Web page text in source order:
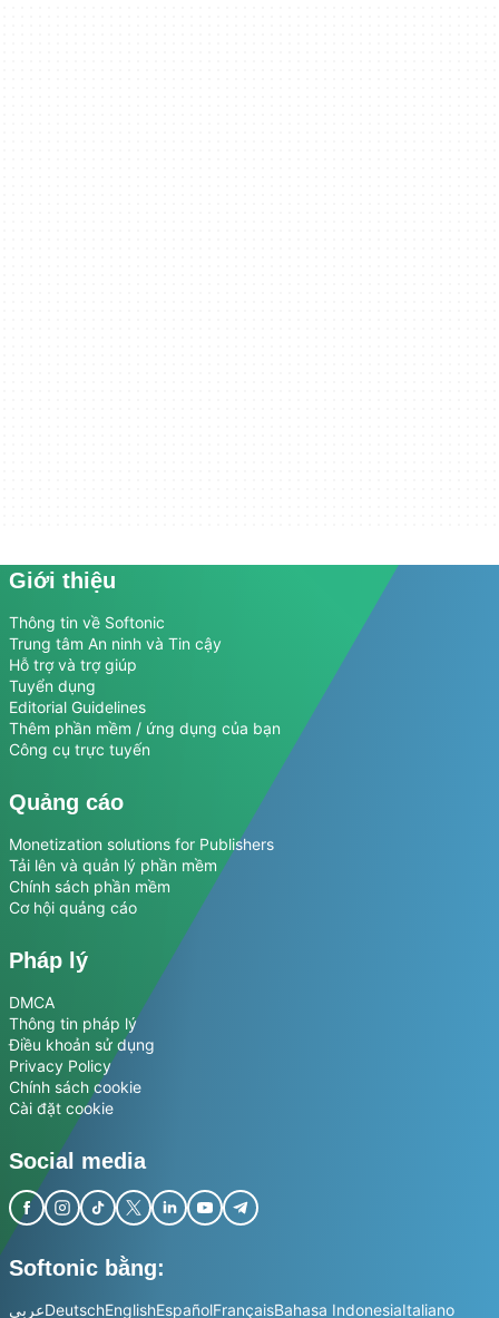
Giới thiệu
Thông tin về Softonic
Trung tâm An ninh và Tin cậy
Hỗ trợ và trợ giúp
Tuyển dụng
Editorial Guidelines
Thêm phần mềm / ứng dụng của bạn
Công cụ trực tuyến
Quảng cáo
Monetization solutions for Publishers
Tải lên và quản lý phần mềm
Chính sách phần mềm
Cơ hội quảng cáo
Pháp lý
DMCA
Thông tin pháp lý
Điều khoản sử dụng
Privacy Policy
Chính sách cookie
Cài đặt cookie
Social media
Softonic bằng:
عربيDeutschEnglishEspañolFrançaisBahasa IndonesiaItaliano